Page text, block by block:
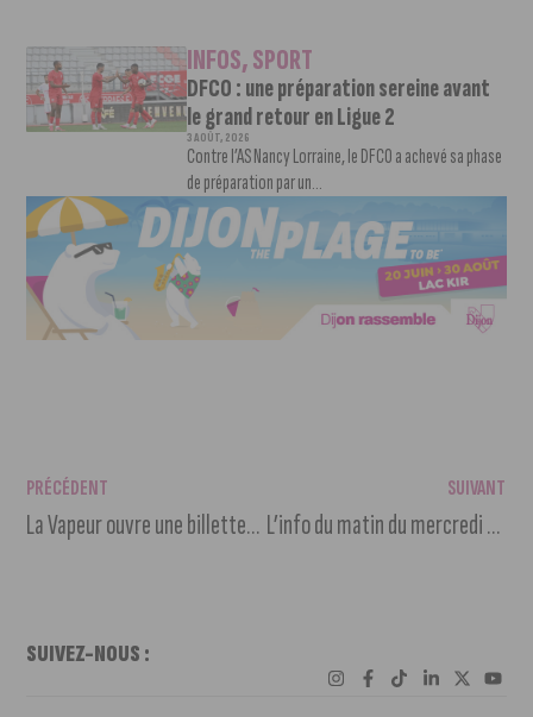
INFOS,SPORT
DFCO : une préparation sereine avant
le grand retour en Ligue 2
3 AOÛT, 2026
Contre l’AS Nancy Lorraine, le DFCO a achevé sa phase
de préparation par un...
PRÉCÉDENT
La Vapeur ouvre une billetterie solidaire pour les plus précaires
SUIVANT
L’info du matin du mercredi 2 octobre 2024
SUIVEZ-NOUS :